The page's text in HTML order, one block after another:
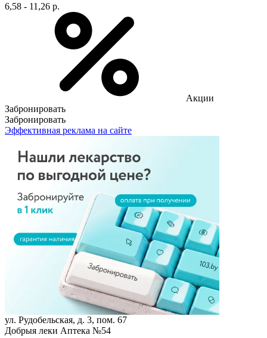
6,58 - 11,26 р.
Акции
Забронировать
Забронировать
Эффективная реклама на сайте
ул. Рудобельская, д. 3, пом. 67
Добрыя леки Аптека №54